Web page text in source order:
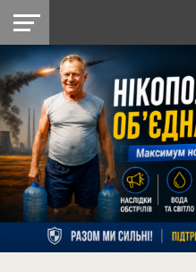
НІКОПОЛЬ
РАЙОН
СІЧЕСЛАВСЬКА
УКРАЇНА
РЕТРО
НІКОПОЛЬ
ЛАЙТ
УКРАЇНА
ДОПОМОГА
РАДІО